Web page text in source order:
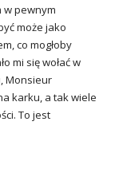
w pewnym
może jako
co mogłoby
mi się wołać w
Monsieur
karku, a tak wiele
To jest